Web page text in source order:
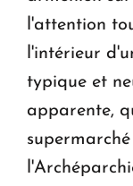
l'attention
l'intérieur
typique et
apparente,